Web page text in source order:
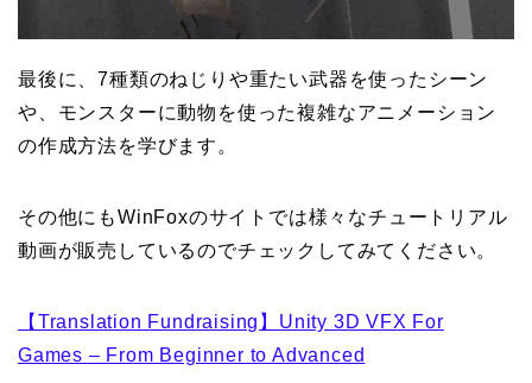
最後に、7種類のねじりや重たい武器を使ったシーン
や、モンスターに動物を使った複雑なアニメーション
の作成方法を学びます。
その他にもWinFoxのサイトでは様々なチュートリアル
動画が販売しているのでチェックしてみてください。
【Translation Fundraising】Unity 3D VFX For
Games – From Beginner to Advanced